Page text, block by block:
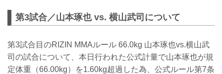
第3試合／山本琢也 vs. 横山武司について
第3試合目のRIZIN MMAルール 66.0kg 山本琢也vs.横山武
司の試合について、本日行われた公式計量で山本琢也が規
定体重（66.00kg）を1.60kg超過した為、公式ルール第7条